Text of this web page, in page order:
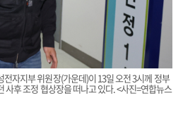
자지부 위원장(가운데)이 13일 오전 3시께 정부
사후 조정 협상장을 떠나고 있다. <사진=연합뉴스